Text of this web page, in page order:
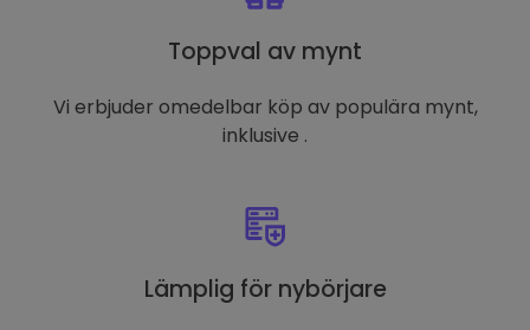
Toppval av mynt
Vi erbjuder omedelbar köp av populära mynt,
inklusive .
Lämplig för nybörjare